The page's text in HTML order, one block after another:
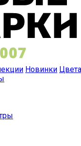
Новинки Цвета